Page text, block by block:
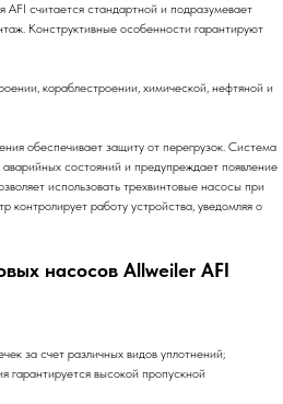
AFI считается стандартной и подразумевает
Конструктивные особенности гарантируют
кораблестроении, химической, нефтяной и
обеспечивает защиту от перегрузок. Система
состояний и предупреждает появление
использовать трехвинтовые насосы при
контролирует работу устройства, уведомляя о
насосов Allweiler AFI
за счет различных видов уплотнений;
гарантируется высокой пропускной